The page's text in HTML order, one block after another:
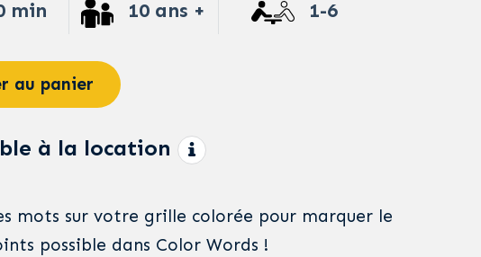
min 10 ans + 1-6
au panier
à la location
mots sur votre grille colorée pour marquer le
possible dans Color Words !